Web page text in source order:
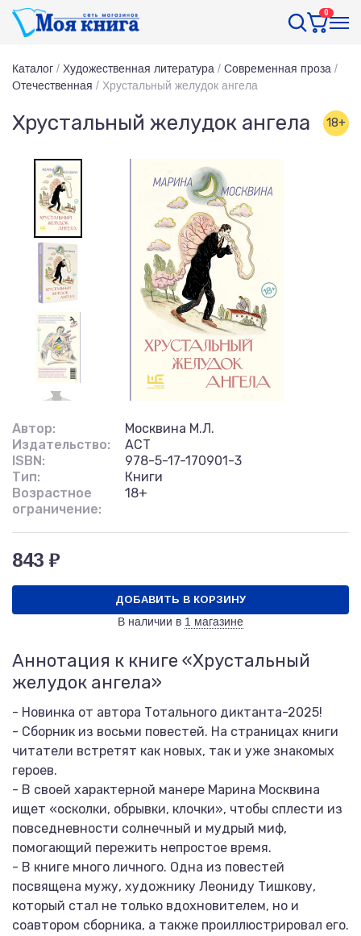
0
Каталог / Художественная литература / Современная проза /
Отечественная / Хрустальный желудок ангела
Хрустальный желудок ангела 18+
Автор:
Москвина М.Л.
Издательство:
АСТ
ISBN:
978-5-17-170901-3
Тип:
Книги
Возрастное
ограничение:
18+
843 ₽
ДОБАВИТЬ В КОРЗИНУ
В наличии в 1 магазине
Аннотация к книге «Хрустальный
желудок ангела»
- Новинка от автора Тотального диктанта-2025!
- Сборник из восьми повестей. На страницах книги
читатели встретят как новых, так и уже знакомых
героев.
- В своей характерной манере Марина Москвина
ищет «осколки, обрывки, клочки», чтобы сплести из
повседневности солнечный и мудрый миф,
помогающий пережить непростое время.
- В книге много личного. Одна из повестей
посвящена мужу, художнику Леониду Тишкову,
который стал не только вдохновителем, но и
соавтором сборника, а также проиллюстрировал его.